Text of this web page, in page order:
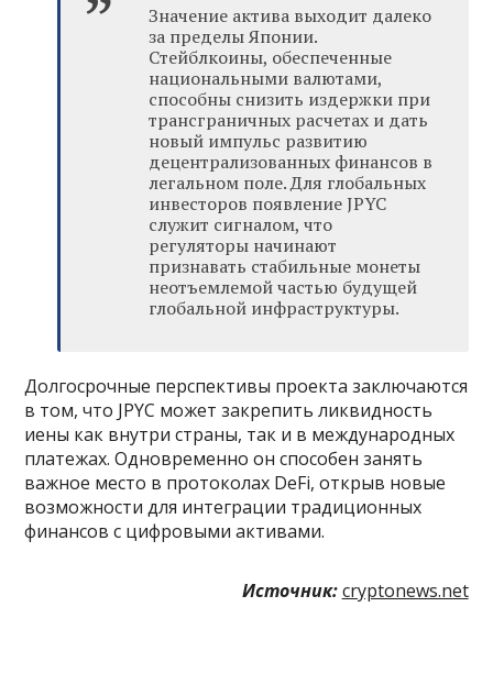
Значение актива выходит далеко
за пределы Японии.
Стейблкоины, обеспеченные
национальными валютами,
способны снизить издержки при
трансграничных расчетах и дать
новый импульс развитию
децентрализованных финансов в
легальном поле. Для глобальных
инвесторов появление JPYC
служит сигналом, что
регуляторы начинают
признавать стабильные монеты
неотъемлемой частью будущей
глобальной инфраструктуры.
Долгосрочные перспективы проекта заключаются
в том, что JPYC может закрепить ликвидность
иены как внутри страны, так и в международных
платежах. Одновременно он способен занять
важное место в протоколах DeFi, открыв новые
возможности для интеграции традиционных
финансов с цифровыми активами.
Источник: cryptonews.net